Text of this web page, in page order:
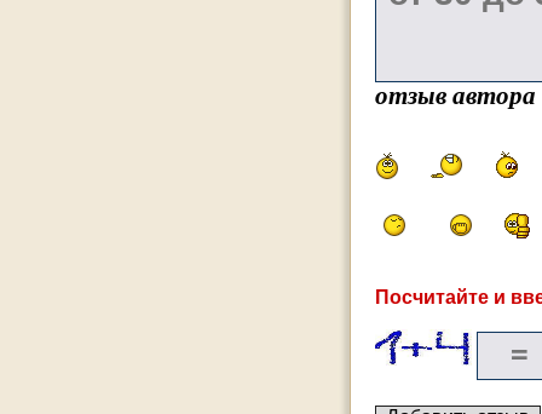
отзыв
Посчитайте и